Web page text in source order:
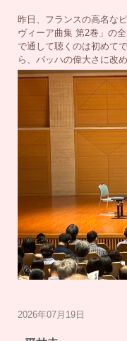
昨日、フランスの高名な
ヴィーア曲集 第2巻」の
で通して聴くのは初めて
ら、バッハの偉大さに改
2026年07月19日